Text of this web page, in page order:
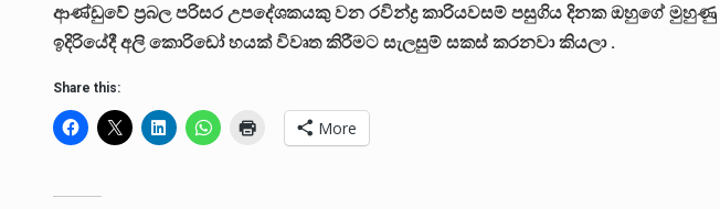
ආණ්ඩුවේ ප්‍රබල පරිසර උපදේශකයකු වන රවින්ද්‍ර කාරියවසම් පසුගිය දිනක ඔහුගේ
ඉදිරියේදී අලි කොරිඩෝ හයක් විවෘත කිරීමට සැලසුම් සකස් කරනවා කියලා .
Share this:
More